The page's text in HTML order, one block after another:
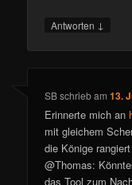
Antworten ↓
SBschriebam13.
Erinnerte mich an
mit gleichem
die Könige
@Thomas:
das Tool zum